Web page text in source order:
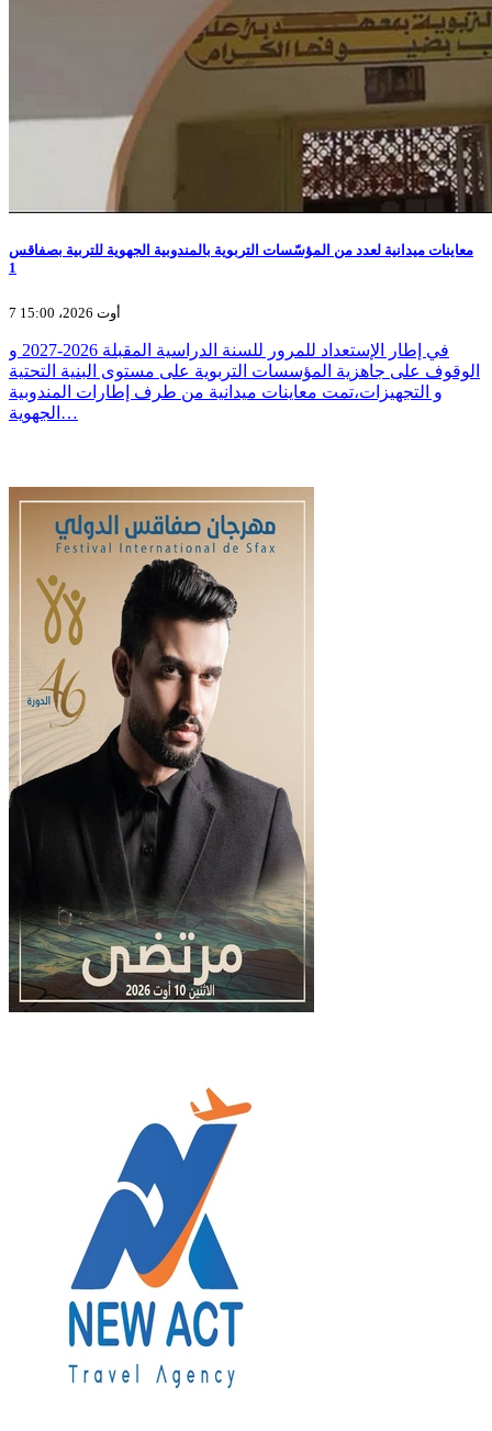
معاينات ميدانية لعدد من المؤسّسات التربوية بالمندوبية الجهوية للتربية بصفاقس
1
7 أوت 2026، 15:00
في إطار الإستعداد للمرور للسنة الدراسية المقبلة 2026-2027 و
الوقوف على جاهزية المؤسسات التربوية على مستوى البنية التحتية
و التجهيزات،تمت معاينات ميدانية من طرف إطارات المندوبية
الجهوية…